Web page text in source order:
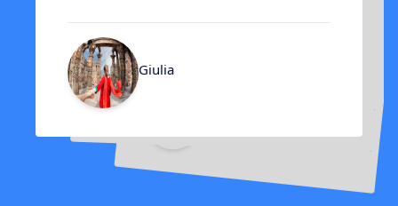
Giulia